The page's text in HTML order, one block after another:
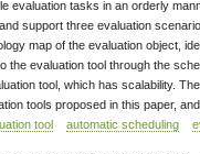
evaluation tasks in an orderly
support three evaluation
map of the evaluation object,
the evaluation tool through the
tool, which has scalability.
tools proposed in this paper,
tool automatic scheduling